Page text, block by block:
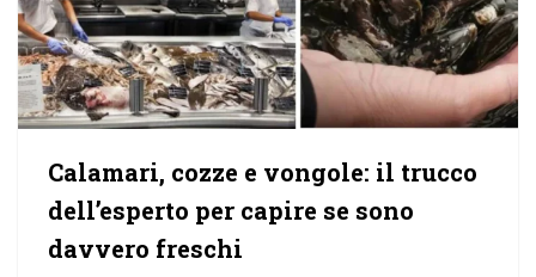
Calamari, cozze e vongole: il trucco
dell’esperto per capire se sono
davvero freschi